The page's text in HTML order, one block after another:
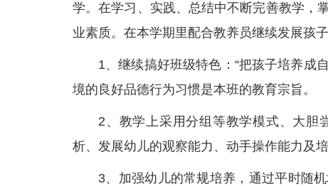
学。在学习、实践、总结中不断完善教学，
业素质。在本学期里配合教养员继续发展孩
1、继续搞好班级特色：“把孩子培养成
境的良好品德行为习惯是本班的教育宗旨。
2、教学上采用分组等教学模式、大胆
析、发展幼儿的观察能力、动手操作能力及
3、加强幼儿的常规培养，通过平时随